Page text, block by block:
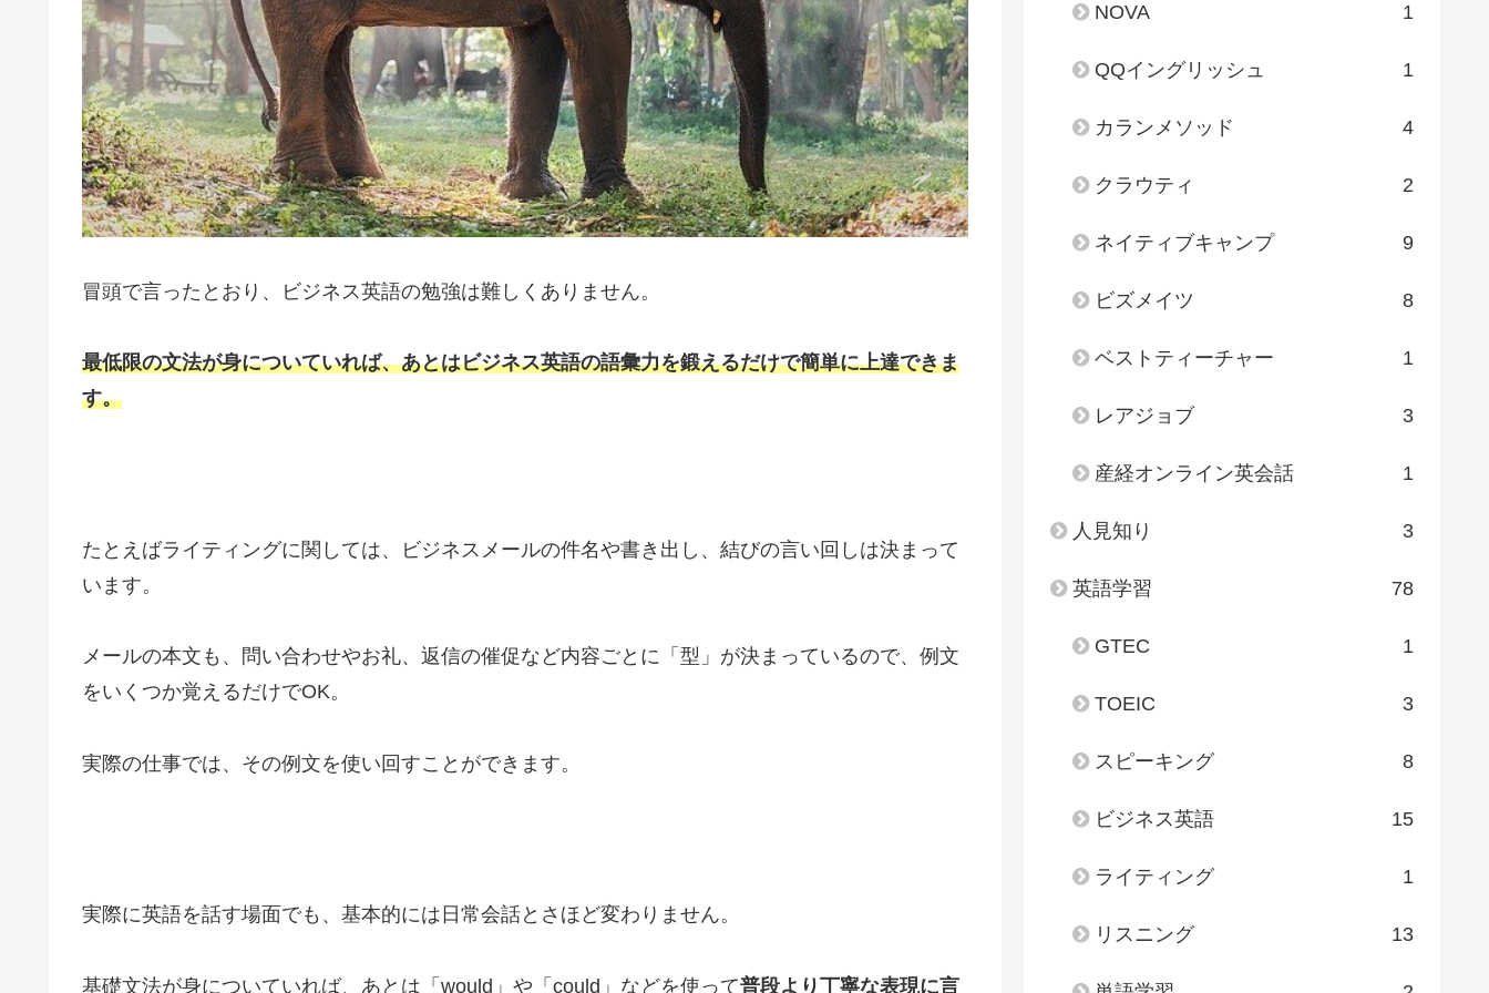
冒頭で言ったとおり、ビジネス英語の勉強は難しくありません。
最低限の文法が身についていれば、あとはビジネス英語の語彙力を鍛えるだけで簡単に上達できま
す。
たとえばライティングに関しては、ビジネスメールの件名や書き出し、結びの言い回しは決まって
います。
メールの本文も、問い合わせやお礼、返信の催促など内容ごとに「型」が決まっているので、例文
をいくつか覚えるだけでOK。
実際の仕事では、その例文を使い回すことができます。
実際に英語を話す場面でも、基本的には日常会話とさほど変わりません。
基礎文法が身についていれば、あとは「would」や「could」などを使って普段より丁寧な表現に言
NOVA 1
QQイングリッシュ 1
カランメソッド 4
クラウティ 2
ネイティブキャンプ 9
ビズメイツ 8
ベストティーチャー 1
レアジョブ 3
産経オンライン英会話 1
人見知り 3
英語学習 78
GTEC 1
TOEIC 3
スピーキング 8
ビジネス英語 15
ライティング 1
リスニング 13